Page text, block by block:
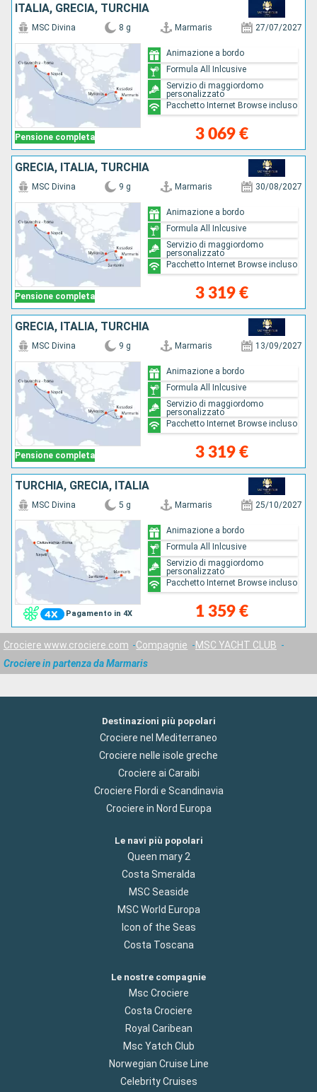
ITALIA, GRECIA, TURCHIA
Pensione completa
MSC Divina 8 g Marmaris 27/07/2027
3 069 €
Animazione a bordo
Formula All Inlcusive
Servizio di maggiordomo
personalizzato
Pacchetto Internet Browse incluso
GRECIA, ITALIA, TURCHIA
Pensione completa
MSC Divina 9 g Marmaris 30/08/2027
3 319 €
Animazione a bordo
Formula All Inlcusive
Servizio di maggiordomo
personalizzato
Pacchetto Internet Browse incluso
GRECIA, ITALIA, TURCHIA
Pensione completa
MSC Divina 9 g Marmaris 13/09/2027
3 319 €
Animazione a bordo
Formula All Inlcusive
Servizio di maggiordomo
personalizzato
Pacchetto Internet Browse incluso
TURCHIA, GRECIA, ITALIA
Pagamento in 4X
MSC Divina 5 g Marmaris 25/10/2027
1 359 €
Animazione a bordo
Formula All Inlcusive
Servizio di maggiordomo
personalizzato
Pacchetto Internet Browse incluso
Crociere www.crociere.com Compagnie
MSC YACHT CLUB
Crociere in partenza da Marmaris
Destinazioni più popolari
Crociere nel Mediterraneo
Crociere nelle isole greche
Crociere ai Caraibi
Crociere Flordi e Scandinavia
Crociere in Nord Europa
Le navi più popolari
Queen mary 2
Costa Smeralda
MSC Seaside
MSC World Europa
Icon of the Seas
Costa Toscana
Le nostre compagnie
Msc Crociere
Costa Crociere
Royal Caribean
Msc Yatch Club
Norwegian Cruise Line
Celebrity Cruises